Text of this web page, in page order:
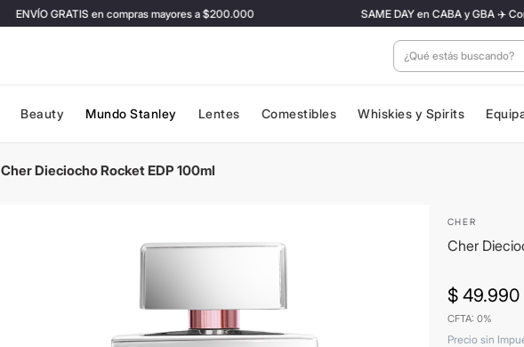
ENVÍO GRATIS en compras mayores a $200.000 SAME DAY en CABA y GBA ✈️
¿Qué estás
Beauty Mundo Stanley Lentes Comestibles Whiskies y Spirits
Cher Dieciocho Rocket EDP 100ml
CHER
Cher
$ 49.990
CFTA: 0%
Precio sin